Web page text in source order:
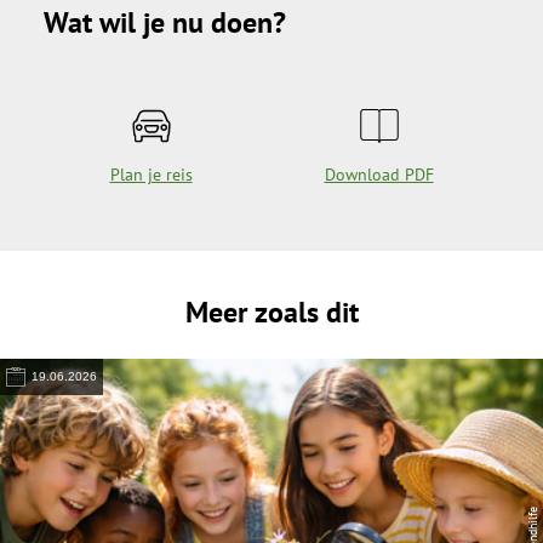
Wat wil je nu doen?
Plan je reis Download PDF
Meer zoals dit
19.06.2026